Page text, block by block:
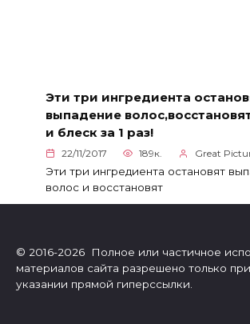
Эти три ингредиента
выпадение
и блеск за 1 раз!
22/11/2017 189к. Great
Эти три ингредиента остановят
волос и восстановят
© 2016-2026 Полное или частичное
материалов сайта разрешено только
указании прямой гиперссылки.